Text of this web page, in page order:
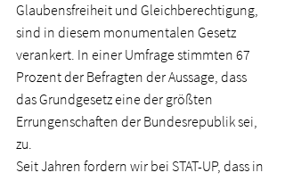
Glaubensfreiheit und Gleichberechtigung,
sind in diesem monumentalen Gesetz
verankert. In einer Umfrage stimmten 67
Prozent der Befragten der Aussage, dass
das Grundgesetz eine der größten
Errungenschaften der Bundesrepublik sei,
zu.
Seit Jahren fordern wir bei STAT-UP, dass in